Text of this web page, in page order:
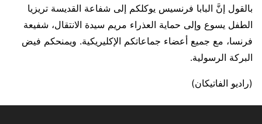
بالقول إنَّ البابا فرنسيس يوكلكم إلى شفاعة القديسة تريزيا
الطفل يسوع وإلى حماية العذراء مريم سيدة الانتقال، شفيعة
فرنسا، مع جميع أعضاء جماعاتكم الإكليريكية. ويمنحكم فيض
البركة الرسولية.
(راديو الفاتيكان)